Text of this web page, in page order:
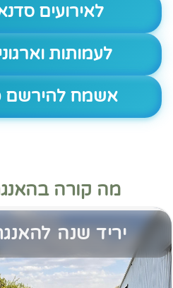
לאירועים
לעמותות
אשמח להירשם
מה קורה
יריד שנה